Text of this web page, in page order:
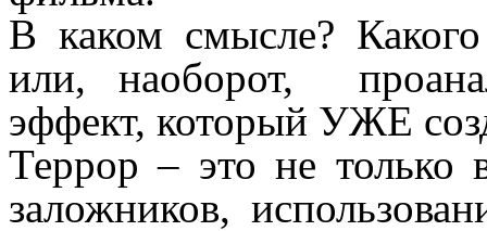
В каком смысле?
или, наоборот,
эффект, который УЖЕ
Террор – это не только
заложников,